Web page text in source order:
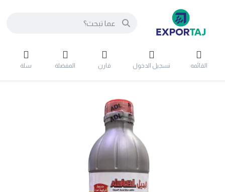
القائمه تسجيل الدخول قارن المفضلة سلة